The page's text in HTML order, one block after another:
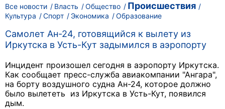
Все новости Власть Общество Происшествия
Культура Спорт Экономика Образование
Самолет Ан-24, готовящийся к вылету из
Иркутска в Усть-Кут задымился в аэропорту
Инцидент произошел сегодня в аэропорту Иркутска.
Как сообщает пресс-служба авиакомпании "Ангара",
на борту воздушного судна Ан-24, которое должно
было вылететь из Иркутска в Усть-Кут, появился
дым.